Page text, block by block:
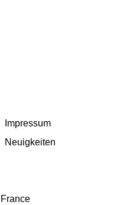
Impressum
Neuigkeiten
France